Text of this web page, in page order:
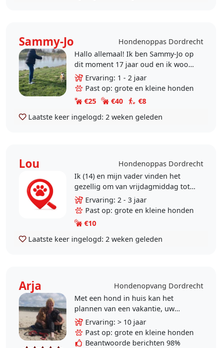
Sammy-Jo
Hondenoppas Dordrecht
Hallo allemaal! Ik ben Sammy-Jo op
dit moment 17 jaar oud en ik woon
in Dordrecht. Ik heb zelf één hond.
Maar ik zal het leuk vinden om
daarnaast..
Ervaring: 1 - 2 jaar
Past op: grote en kleine honden
€25
€40
€8
Laatste keer ingelogd: 2 weken geleden
Lou
Hondenoppas Dordrecht
Ik (14) en mijn vader vinden het
gezellig om van vrijdagmiddag tot
vrijdagavond, of eventueel tot
zaterdagochtend, een hond in huis
te hebben. Wij..
Ervaring: 2 - 3 jaar
Past op: grote en kleine honden
€10
Laatste keer ingelogd: 2 weken geleden
Arja Hondenopvang Dordrecht
Met een hond in huis kan het
plannen van een vakantie, uw
gewone werkzaamheden, een
ziekenhuisopname, een weekendje
weg of een gezellig dagje van..
Ervaring: > 10 jaar
Past op: grote en kleine honden
Beantwoorde berichten 98%